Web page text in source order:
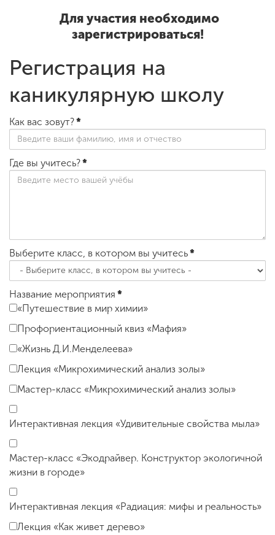
Для участия необходимо
зарегистрироваться!
Регистрация на
каникулярную школу
Как вас зовут?*
Где вы учитесь?*
Выберите класс, в котором вы учитесь*
Название мероприятия *
«Путешествие в мир химии»
Профориентационный квиз «Мафия»
«Жизнь Д.И.Менделеева»
Лекция «Микрохимический анализ золы»
Мастер-класс «Микрохимический анализ золы»
Интерактивная лекция «Удивительные свойства мыла»
Мастер-класс «Экодрайвер. Конструктор экологичной
жизни в городе»
Интерактивная лекция «Радиация: мифы и реальность»
Лекция «Как живет дерево»